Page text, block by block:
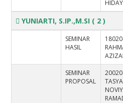
YUNIARTI, S.IP.,M.SI ( 2 )
SEMINAR
HASIL
SEMINAR
PROPOSAL
TASYA